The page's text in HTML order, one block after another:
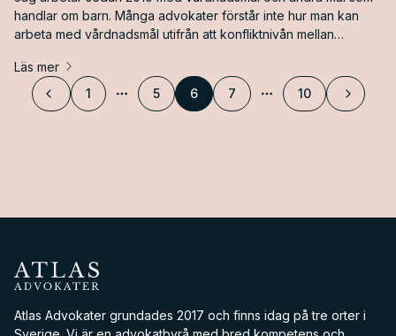
handlar om barn. Många advokater förstår inte hur man kan
arbeta med vårdnadsmål utifrån att konfliktnivån mellan
hålla konfliktnivån nere så långt det går. Jag hjälper ofta mina
klienter att tänka hur man ska kommunicera med den andre
föräldern för att inte driva på konflikter, eftersom konflikter
Läs mer
Föregående
1
Fler sidor
5 6 7
Fler sidor
10
Nästa
Atlas Advokater grundades 2017 och finns idag på tre orter i